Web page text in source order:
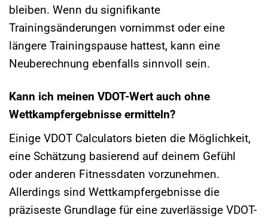
bleiben. Wenn du signifikante
Trainingsänderungen vornimmst oder eine
längere Trainingspause hattest, kann eine
Neuberechnung ebenfalls sinnvoll sein.
Kann ich meinen VDOT-Wert auch ohne
Wettkampfergebnisse ermitteln?
Einige VDOT Calculators bieten die Möglichkeit,
eine Schätzung basierend auf deinem Gefühl
oder anderen Fitnessdaten vorzunehmen.
Allerdings sind Wettkampfergebnisse die
präziseste Grundlage für eine zuverlässige VDOT-